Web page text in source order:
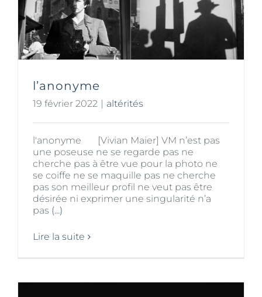
l’anonyme
19 février 2022 | altérités
l'anonyme [Vivian Maier] VM n’est pas
une poseuse ne se regarde pas ne
cherche pas à être vue pour la photo ne
se coiffe ne se maquille pas ne cherche
pas son meilleur profil ne veut pas être
désirée ni exprimer une singularité n’a
pas (...)
Lire la suite